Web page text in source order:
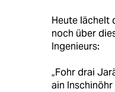
Heute lächelt
noch über
Ingenieurs:
„Fohr drai
ain Inschinöhr